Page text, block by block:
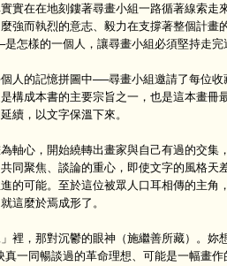
實在在地刻鏤著尋畫小組一路循著線索走
強而執烈的意志、毅力在支撐著整個計畫
怎樣的一個人，讓尋畫小組必須堅持走完
的記憶拼圖中──尋畫小組邀請了每位收
構成本書的主要宗旨之一，也是這本畫冊
續，以文字保溫下來。
心，開始繞轉出畫家與自己有過的交集
同聚焦、談論的重心，即使文字的風格天
的可能。至於這位被眾人口耳相傳的主角
這麼於焉成形了。
，那對沉鬱的眼神（施繼善所藏）。妳
一同暢談過的革命理想、可能是一幅畫